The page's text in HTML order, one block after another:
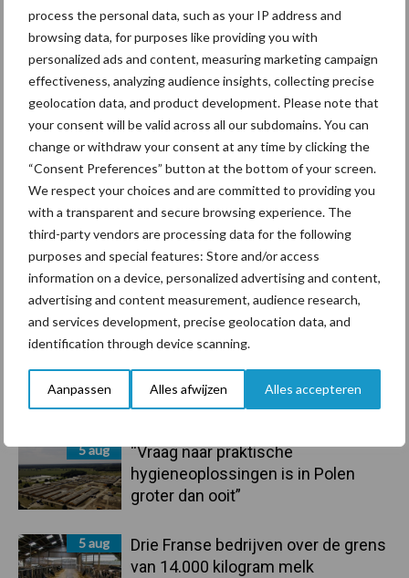
process the personal data, such as your IP address and
browsing data, for purposes like providing you with
personalized ads and content, measuring marketing campaign
effectiveness, analyzing audience insights, collecting precise
geolocation data, and product development. Please note that
your consent will be valid across all our subdomains. You can
change or withdraw your consent at any time by clicking the
“Consent Preferences” button at the bottom of your screen.
We respect your choices and are committed to providing you
with a transparent and secure browsing experience. The
third-party vendors are processing data for the following
purposes and special features: Store and/or access
information on a device, personalized advertising and content,
advertising and content measurement, audience research,
and services development, precise geolocation data, and
identification through device scanning.
Aanpassen Alles afwijzen Alles accepteren
Primaire
Sidebar
Recent nieuws Partner nieuws
6 aug
ForFarmers ziet volume en
marktaandeel groeien in krimpende
Nederlandse markt
Tien praktische tips voor een
langere levensduur
5 aug
“Vraag naar praktische
hygieneoplossingen is in Polen
groter dan ooit”
5 aug
Drie Franse bedrijven over de grens
van 14.000 kilogram melk
Bedrijfsnieuws
Voerhekken
Toon meer